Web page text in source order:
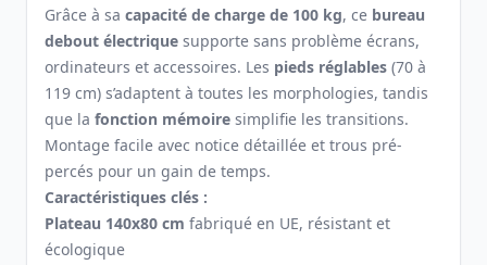
Grâce à sa capacité de charge de 100 kg, ce bureau
debout électrique supporte sans problème écrans,
ordinateurs et accessoires. Les pieds réglables (70 à
119 cm) s’adaptent à toutes les morphologies, tandis
que la fonction mémoire simplifie les transitions.
Montage facile avec notice détaillée et trous pré-
percés pour un gain de temps.
Caractéristiques clés :
Plateau 140x80 cm fabriqué en UE, résistant et
écologique